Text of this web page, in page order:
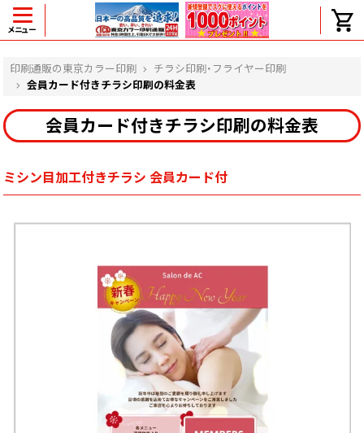
メニュー
印刷通販の東京カラー印刷
チラシ印刷・フライヤー印刷
会員カード付きチラシ印刷の料金表
会員カード付きチラシ印刷の料金表
ミシン目加工付きチラシ 会員カード付
ヘルプ
よくある質問
せん。
い。
任意の部数単位で帯をかけて納品できま
領収書・納品書を発行は可能ですか？
初回特典の1000ポイントを使用するに
見本と印刷データの比較はしてくれます
ユーザー登録ログイン